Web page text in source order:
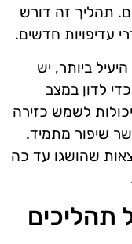
תהליך זה דורש
עדיפויות חדשים.
ביותר, יש
לדון במצב
לשמש כזירה
שיפור מתמיד.
שהושגו עד כה
תהליכים